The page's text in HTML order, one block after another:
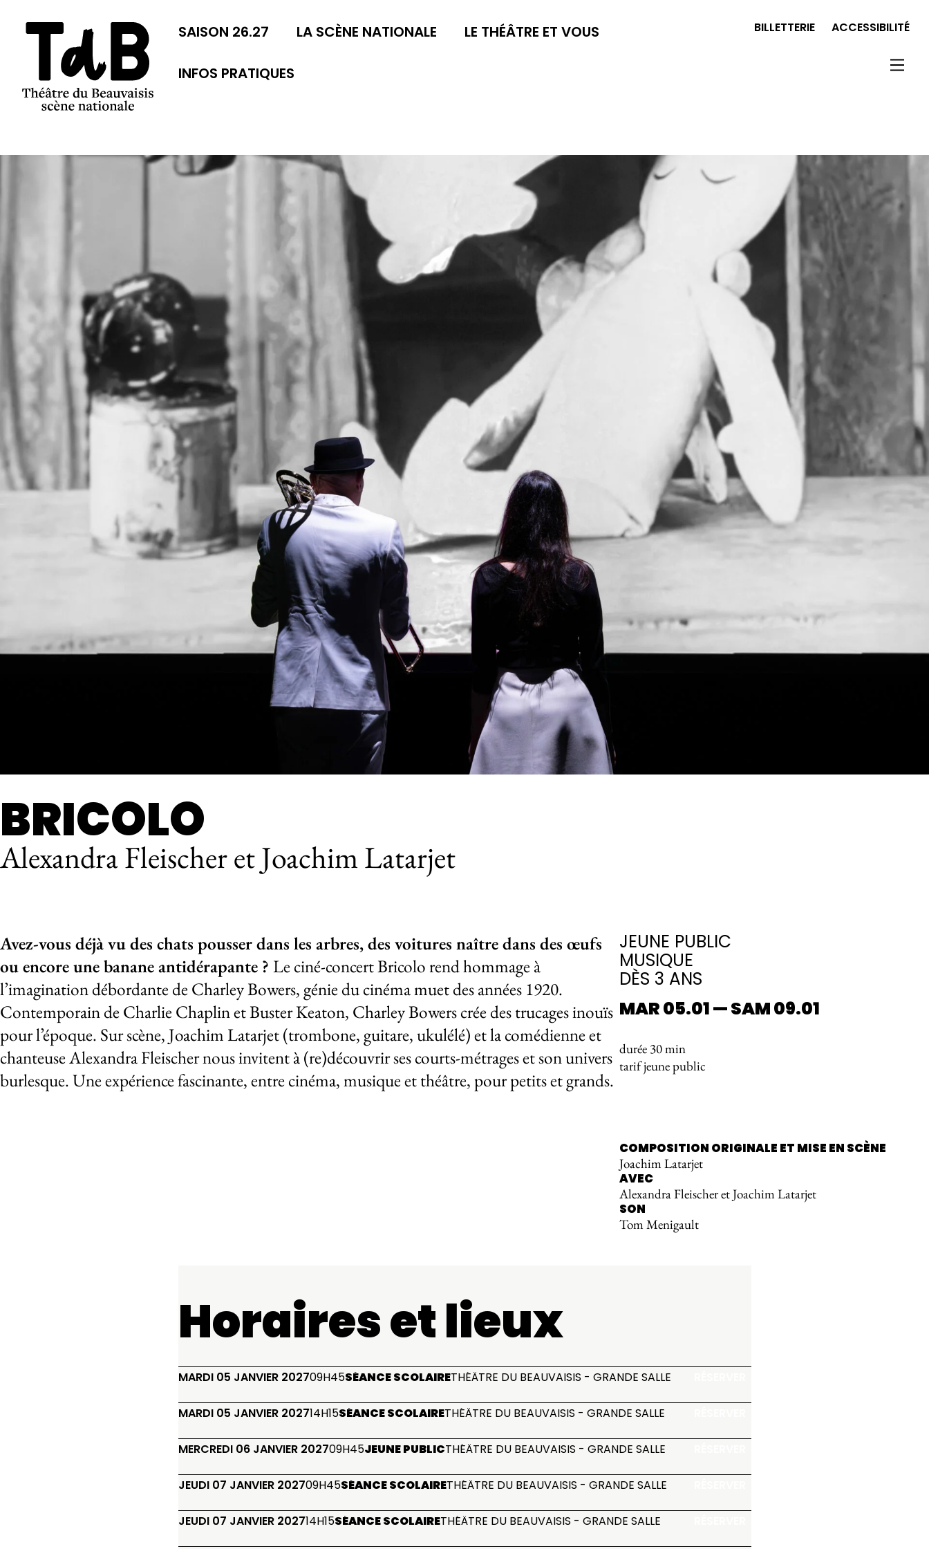
SAISON 26.27 LA SCÈNE NATIONALE LE THÉÂTRE ET VOUS
INFOS PRATIQUES
BILLETTERIE ACCESSIBILITÉ
BRICOLO
Alexandra Fleischer et Joachim Latarjet
À propos de l'événement
Avez-vous déjà vu des chats pousser dans les arbres, des voitures naître dans des œufs
ou encore une banane antidérapante ? Le ciné-concert Bricolo rend hommage à
l’imagination débordante de Charley Bowers, génie du cinéma muet des années 1920.
Contemporain de Charlie Chaplin et Buster Keaton, Charley Bowers crée des trucages inouïs
pour l’époque. Sur scène, Joachim Latarjet (trombone, guitare, ukulélé) et la comédienne et
chanteuse Alexandra Fleischer nous invitent à (re)découvrir ses courts-métrages et son univers
burlesque. Une expérience fascinante, entre cinéma, musique et théâtre, pour petits et grands.
JEUNE PUBLIC
MUSIQUE
DÈS 3 ANS
MAR 05.01 — SAM 09.01
durée 30 min
tarif jeune public
COMPOSITION ORIGINALE ET MISE EN SCÈNE
Joachim Latarjet
AVEC
Alexandra Fleischer et Joachim Latarjet
SON
Tom Menigault
Horaires et lieux
MARDI 05 JANVIER 202709H45SÉANCE SCOLAIRETHÉÂTRE DU BEAUVAISIS - GRANDE SALLE
MARDI 05 JANVIER 202714H15SÉANCE SCOLAIRETHÉÂTRE DU BEAUVAISIS - GRANDE SALLE
MERCREDI 06 JANVIER 202709H45JEUNE PUBLICTHÉÂTRE DU BEAUVAISIS - GRANDE SALLE
JEUDI 07 JANVIER 202709H45SÉANCE SCOLAIRETHÉÂTRE DU BEAUVAISIS - GRANDE SALLE
JEUDI 07 JANVIER 202714H15SÉANCE SCOLAIRETHÉÂTRE DU BEAUVAISIS - GRANDE SALLE